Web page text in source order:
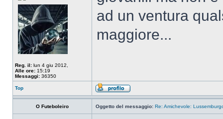
Reg. il: lun 4 giu 2012,
Alle ore: 15:19
Messaggi: 36350
ad un ventura
maggiore...
Top
O Futeboleiro Oggetto del messaggio: Re: Amichevole: